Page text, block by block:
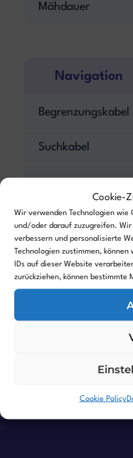
Cookie-
Wir verwenden Technologien
und/oder darauf zuzugreifen. Wir
verbessern und personalisierte
Technologien zustimmen,
IDs auf dieser Website
zurückziehen, können bestimmte
Cookie Policy
Mähdauer
Navigation
Begrenzungskabel
Suchkabel
Navigationsart
Kantenmodus